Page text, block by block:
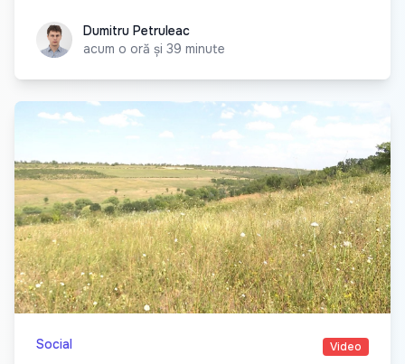
Dumitru Petruleac
Dumitru Petruleac
acum o oră și 39 minute
Social Video